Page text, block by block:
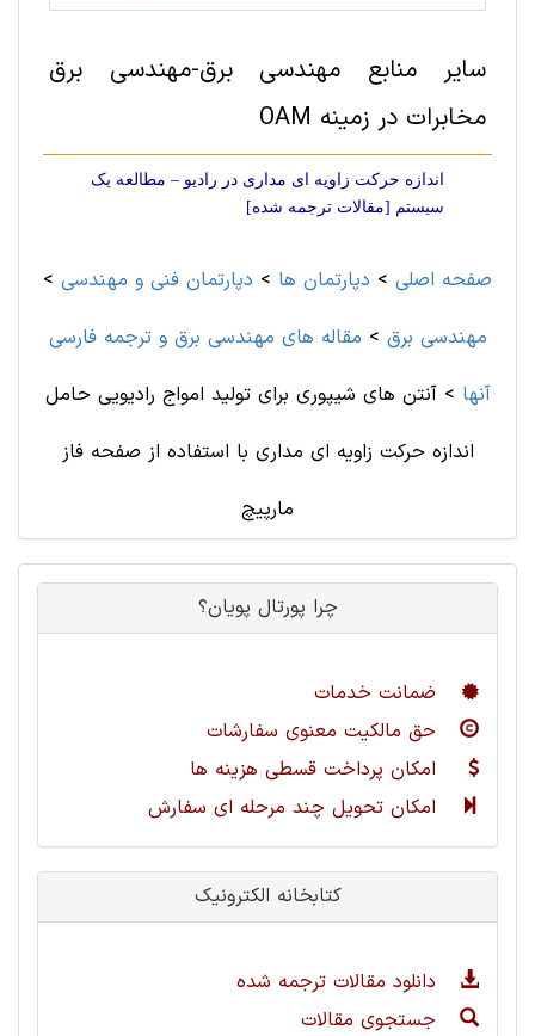
سایر منابع مهندسی برق-مهندسی برق
مخابرات در زمینه OAM
اندازه حرکت زاویه ای مداری در رادیو – مطالعه یک
سیستم [مقالات ترجمه شده]
صفحه اصلی > دپارتمان ها > دپارتمان فنی و مهندسی >
مهندسی برق > مقاله های مهندسی برق و ترجمه فارسی
آنها >آنتن های شیپوری برای تولید امواج رادیویی حامل
اندازه حرکت زاویه ای مداری با استفاده از صفحه فاز
مارپیچ
چرا پورتال پویان؟
ضمانت خدمات
حق مالکیت معنوی سفارشات
امکان پرداخت قسطی هزینه ها
امکان تحویل چند مرحله ای سفارش
کتابخانه الکترونیک
دانلود مقالات ترجمه شده
جستجوی مقالات